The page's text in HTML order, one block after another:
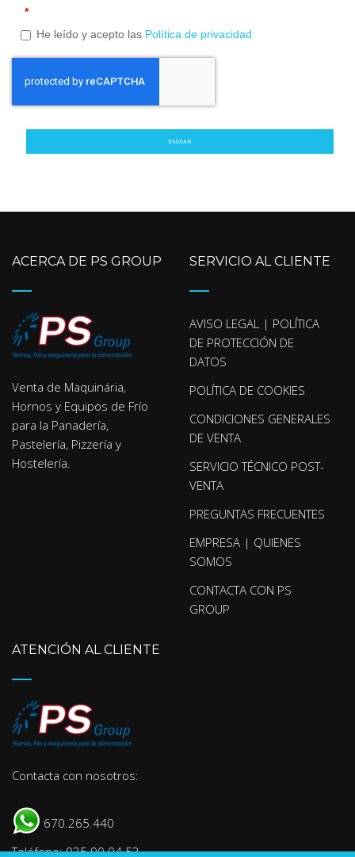
*
He leído y acepto las Política de privacidad
ENVIAR
ACERCA DE PS GROUP
Venta de Maquinária,
Hornos y Equipos de Frío
para la Panadería,
Pastelería, Pizzería y
Hostelería.
SERVICIO AL CLIENTE
AVISO LEGAL | POLÍTICA
DE PROTECCIÓN DE
DATOS
POLÍTICA DE COOKIES
CONDICIONES GENERALES
DE VENTA
SERVICIO TÉCNICO POST-
VENTA
PREGUNTAS FRECUENTES
EMPRESA | QUIENES
SOMOS
CONTACTA CON PS
GROUP
ATENCIÓN AL CLIENTE
Contacta con nosotros:
670.265.440
Teléfono: 935 90 04 53